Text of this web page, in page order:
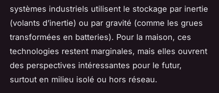
systèmes industriels utilisent le stockage par inertie
(volants d’inertie) ou par gravité (comme les grues
transformées en batteries). Pour la maison, ces
technologies restent marginales, mais elles ouvrent
des perspectives intéressantes pour le futur,
surtout en milieu isolé ou hors réseau.